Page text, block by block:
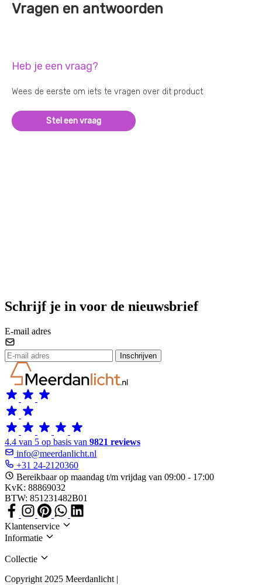
Vragen en antwoorden
Heb je een vraag?
Wees de eerste om iets te vragen over dit product
Stel een vraag
Schrijf je in voor de nieuwsbrief
E-mail adres
Inschrijven
4.4 van 5 op basis van 9821 reviews
info@meerdanlicht.nl
+31 24-2120360
Bereikbaar op maandag t/m vrijdag van 09:00 - 17:00
KvK: 88869032
BTW: 851231482B01
Klantenservice
Informatie
Collectie
Copyright 2025 Meerdanlicht |